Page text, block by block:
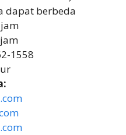
dapat berbeda
1558